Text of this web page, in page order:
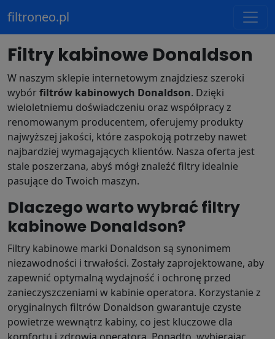
filtroneo.pl
Filtry kabinowe Donaldson
W naszym sklepie internetowym znajdziesz szeroki
wybórfiltrów kabinowych Donaldson. Dzięki
wieloletniemu doświadczeniu oraz współpracy z
renomowanym producentem, oferujemy produkty
najwyższej jakości, które zaspokoją potrzeby nawet
najbardziej wymagających klientów. Nasza oferta jest
stale poszerzana, abyś mógł znaleźć filtry idealnie
pasujące do Twoich maszyn.
Dlaczego warto wybrać filtry
kabinowe Donaldson?
Filtry kabinowe marki Donaldson są synonimem
niezawodności i trwałości. Zostały zaprojektowane, aby
zapewnić optymalną wydajność i ochronę przed
zanieczyszczeniami w kabinie operatora. Korzystanie z
oryginalnych filtrów Donaldson gwarantuje czyste
powietrze wewnątrz kabiny, co jest kluczowe dla